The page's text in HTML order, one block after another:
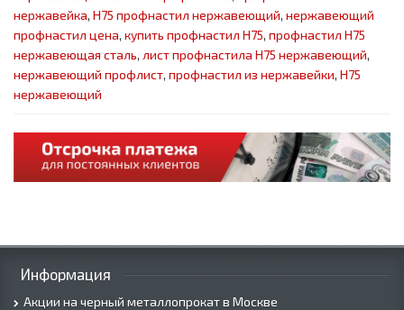
нержавейка, Н75 профнастил нержавеющий, нержавеющий
профнастил цена, купить профнастил Н75, профнастил Н75
нержавеющая сталь, лист профнастила Н75 нержавеющий,
нержавеющий профлист, профнастил из нержавейки, Н75
нержавеющий
Информация
Акции на черный металлопрокат в Москве